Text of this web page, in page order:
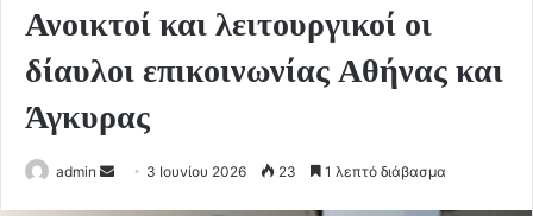
Ανοικτοί και λειτουργικοί οι
δίαυλοι επικοινωνίας Αθήνας και
Άγκυρας
admin
Send 3 Ιουνίου 2026 23 1 λεπτό διάβασμα